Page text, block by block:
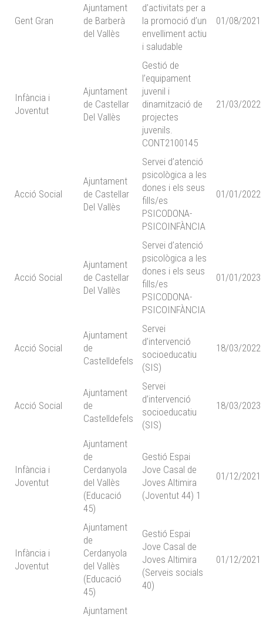
Gent Gran
Ajuntament
de Barberà
del Vallès
d’activitats per a
la promoció d’un
envelliment actiu
i saludable
01/08/2021
Infància i
Joventut
Ajuntament
de Castellar
Del Vallès
Gestió de
l’equipament
juvenil i
dinamització de
projectes
juvenils.
CONT2100145
21/03/2022
Acció Social
Ajuntament
de Castellar
Del Vallès
Servei d’atenció
psicològica a les
dones i els seus
fills/es
PSICODONA-
PSICOINFÀNCIA
01/01/2022
Acció Social
Ajuntament
de Castellar
Del Vallès
Servei d’atenció
psicològica a les
dones i els seus
fills/es
PSICODONA-
PSICOINFÀNCIA
01/01/2023
Acció Social
Ajuntament
de
Castelldefels
Servei
d’intervenció
socioeducatiu
(SIS)
18/03/2022
Acció Social
Ajuntament
de
Castelldefels
Servei
d’intervenció
socioeducatiu
(SIS)
18/03/2023
Infància i
Joventut
Ajuntament
de
Cerdanyola
del Vallès
(Educació
45)
Gestió Espai
Jove Casal de
Joves Altimira
(Joventut 44) 1
01/12/2021
Infància i
Joventut
Ajuntament
de
Cerdanyola
del Vallès
(Educació
45)
Gestió Espai
Jove Casal de
Joves Altimira
(Serveis socials
40)
01/12/2021
Ajuntament